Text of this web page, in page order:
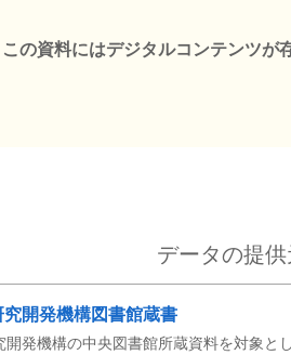
この資料にはデジタルコンテンツが
データの提供
究開発機構図書館蔵書
開発機構の中央図書館所蔵資料を対象と